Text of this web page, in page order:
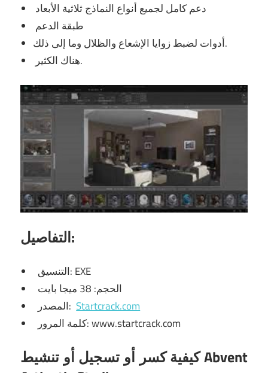
دعم كامل لجميع أنواع النماذج ثلاثية الأبعاد
طبقة الدعم
أدوات لضبط زوايا الإشعاع والظلال وما إلى ذلك.
هناك الكثير.
التفاصيل:
التنسيق: EXE
الحجم: 38 ميجا بايت
المصدر:Startcrack.com
كلمة المرور: www.startcrack.com
كيفية كسر أو تسجيل أو تنشيط Abvent